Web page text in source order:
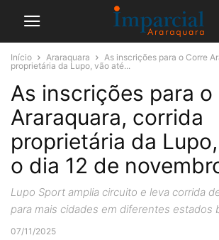
Início Araraquara
As inscrições para o Corre
proprietária da Lupo, vão até...
As inscrições para o
Araraquara, corrida
proprietária da
o dia 12 de
Lupo Sport amplia circuito e leva corrida
para mais cidades em diferentes estados
07/11/2025